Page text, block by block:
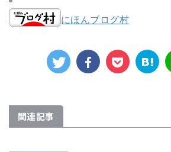
にほんブログ村
関連記事